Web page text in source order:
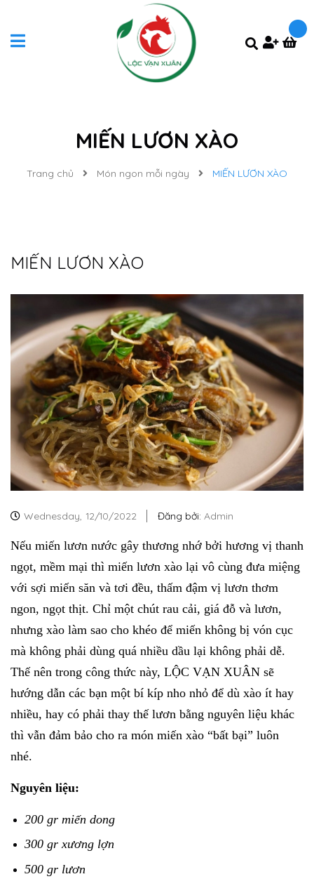
MIẾN LƯƠN XÀO
Trang chủ Món ngon mỗi ngày MIẾN LƯƠN XÀO
MIẾN LƯƠN XÀO
Wednesday, 12/10/2022 Đăng bởi: Admin
Nếu miến lươn nước gây thương nhớ bởi hương vị thanh
ngọt, mềm mại thì miến lươn xào lại vô cùng đưa miệng
với sợi miến săn và tơi đều, thấm đậm vị lươn thơm
ngon, ngọt thịt. Chỉ một chút rau cải, giá đỗ và lươn,
nhưng xào làm sao cho khéo để miến không bị vón cục
mà không phải dùng quá nhiều dầu lại không phải dễ.
Thế nên trong công thức này, LỘC VẠN XUÂN sẽ
hướng dẫn các bạn một bí kíp nho nhỏ để dù xào ít hay
nhiều, hay có phải thay thế lươn bằng nguyên liệu khác
thì vẫn đảm bảo cho ra món miến xào “bất bại” luôn
nhé.
Nguyên liệu:
200 gr miến dong
300 gr xương lợn
500 gr lươn